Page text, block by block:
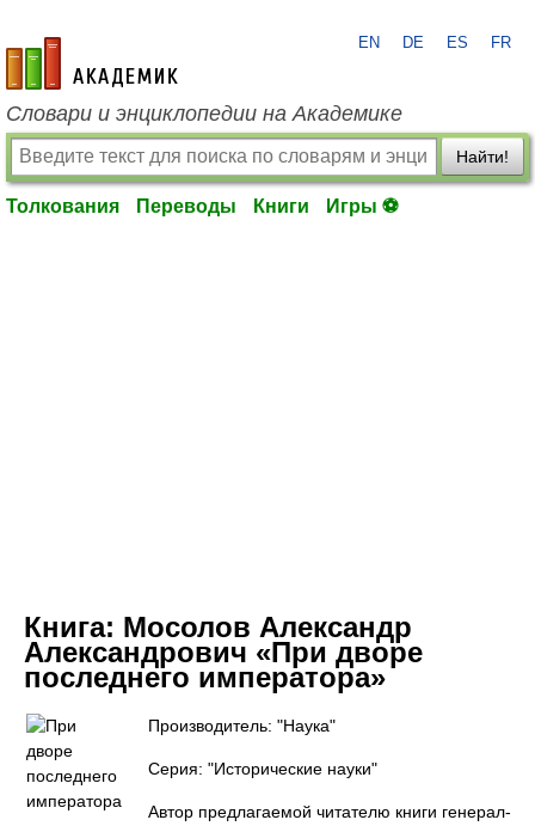
academic.ru
EN DE ES FR
Словари и энциклопедии на Академике
Найти!
Толкования Переводы Книги Игры ⚽
Книга: Мосолов Александр
Александрович «При дворе
последнего императора»
Производитель: "Наука"
Серия: "Исторические науки"
Автор предлагаемой читателю книги генерал-